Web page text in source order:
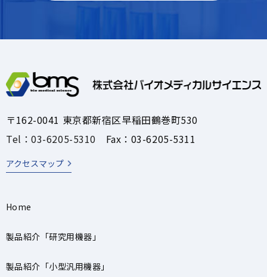
〒162-0041 東京都新宿区早稲田鶴巻町530
Tel：03-6205-5310 Fax：03-6205-5311
アクセスマップ
Home
製品紹介「研究用機器」
製品紹介「小型汎用機器」